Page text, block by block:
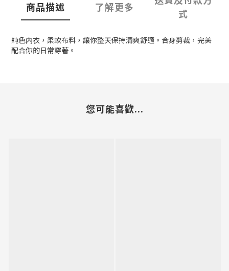
商品描述 了解更多
式
純色内衣，柔軟布料，讓你整天保持清爽舒適。合身剪裁，完美
配合你的日常穿著。
您可能喜歡...